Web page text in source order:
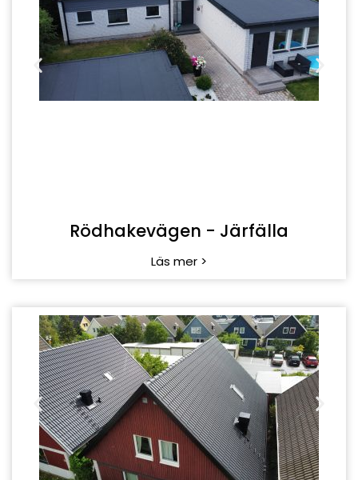
Rödhakevägen - Järfälla
Läs mer >